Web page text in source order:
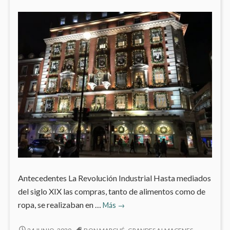
Antecedentes La Revolución Industrial Hasta mediados
del siglo XIX las compras, tanto de alimentos como de
ropa, se realizaban en … Más
Los
almacenes
→